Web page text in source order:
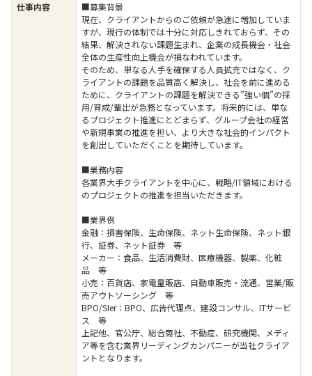
仕事内容
■募集背景
現在、クライアントからのご依頼が急速に増加していま
すが、現行の体制では十分に対応しきれておらず、その
結果、解決されない課題生まれ、企業の成長機会・社会
全体の生産性向上機会が損なわれています。
そのため、単なる人手を確保する人員拡充ではなく、ク
ライアントの課題を品質高く解決し、社会を前に進める
ために、クライアントの課題を解決できる”強い個”の採
用/育成/輩出が急務となっています。将来的には、単な
るプロジェクト推進にとどまらず、グループ会社の経営
や新規事業の推進を担い、より大きな社会的インパクト
を創出していただくことを期待しています。
■業務内容
各業界大手クライアントを中心に、戦略/IT領域における
のプロジェクトの推進を担当いただきます。
■業界例
金融：損害保険、生命保険、ネット生命保険、ネット銀
行、証券、ネット証券 等
メーカー：食品、生活消費財、医療機器、製薬、化粧
品 等
小売：百貨店、家電量販店、自動車販売・流通、営業/販
売アウトソーシング 等
BPO/SIer：BPO、広告代理点、建設コンサル、ITサービ
ス 等
上記他、官公庁、総合商社、不動産、研究機関、メディ
ア等を含む業界リーディングカンパニーが当社クライア
ントとなります。